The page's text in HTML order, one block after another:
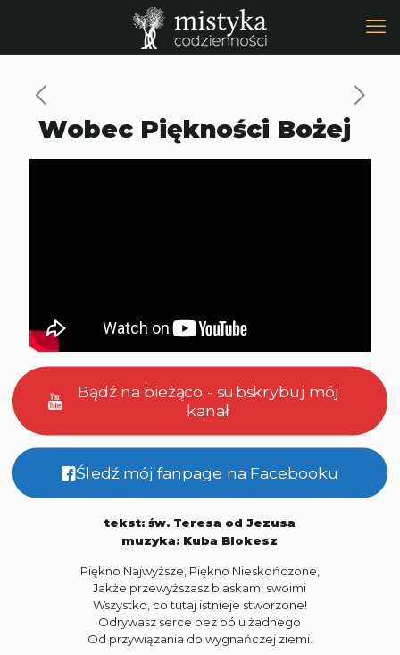
Wobec Piękności Bożej
Bądź na bieżąco - subskrybuj mój
kanał
Śledź mój fanpage na Facebooku
tekst: św. Teresa od Jezusa
muzyka: Kuba Blokesz
Piękno Najwyższe, Piękno Nieskończone,
Jakże przewyższasz blaskami swoimi
Wszystko, co tutaj istnieje stworzone!
Odrywasz serce bez bólu żadnego
Od przywiązania do wygnańczej ziemi.